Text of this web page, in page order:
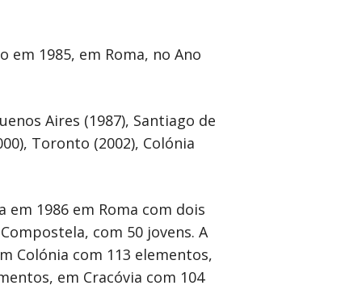
em 1985, em Roma, no Ano
Aires (1987), Santiago de
Toronto (2002), Colónia
1986 em Roma com dois
com 50 jovens. A
Colónia com 113 elementos,
em Cracóvia com 104